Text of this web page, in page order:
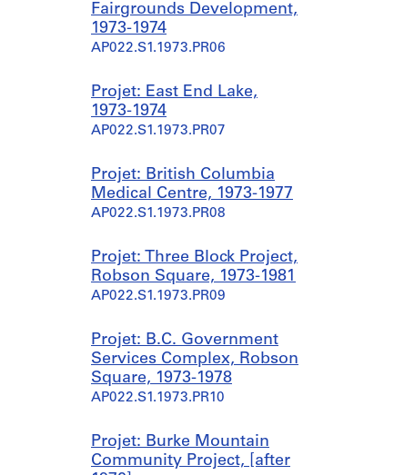
Fairgrounds Development,
1973-1974
AP022.S1.1973.PR06
Projet: East End Lake,
1973-1974
AP022.S1.1973.PR07
Projet: British Columbia
Medical Centre, 1973-1977
AP022.S1.1973.PR08
Projet: Three Block Project,
Robson Square, 1973-1981
AP022.S1.1973.PR09
Projet: B.C. Government
Services Complex, Robson
Square, 1973-1978
AP022.S1.1973.PR10
Projet: Burke Mountain
Community Project, [after